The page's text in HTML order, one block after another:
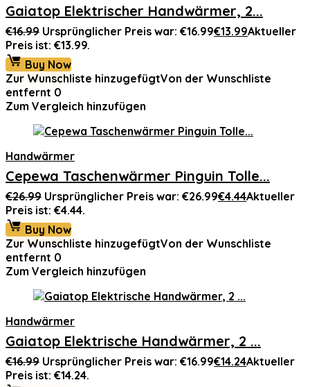
Gaiatop Elektrischer Handwärmer, 2...
€16.99 Ursprünglicher Preis war: €16.99€13.99Aktueller
Preis ist: €13.99.
Buy Now
Zur Wunschliste hinzugefügtVon der Wunschliste
entfernt 0
Zum Vergleich hinzufügen
Handwärmer
Cepewa Taschenwärmer Pinguin Tolle...
€26.99 Ursprünglicher Preis war: €26.99€4.44Aktueller
Preis ist: €4.44.
Buy Now
Zur Wunschliste hinzugefügtVon der Wunschliste
entfernt 0
Zum Vergleich hinzufügen
Handwärmer
Gaiatop Elektrische Handwärmer, 2 ...
€16.99 Ursprünglicher Preis war: €16.99€14.24Aktueller
Preis ist: €14.24.